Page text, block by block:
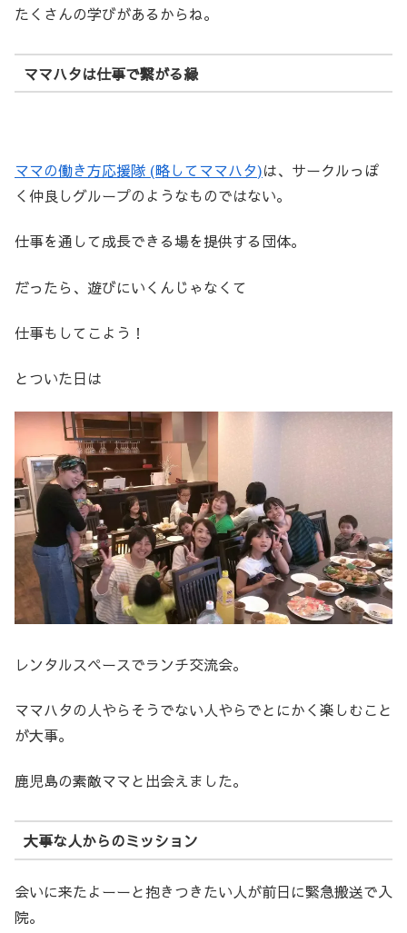
たくさんの学びがあるからね。
ママハタは仕事で繋がる縁
ママの働き方応援隊 (略してママハタ)は、サークルっぽ
く仲良しグループのようなものではない。
仕事を通して成長できる場を提供する団体。
だったら、遊びにいくんじゃなくて
仕事もしてこよう！
とついた日は
レンタルスペースでランチ交流会。
ママハタの人やらそうでない人やらでとにかく楽しむこと
が大事。
鹿児島の素敵ママと出会えました。
大事な人からのミッション
会いに来たよーーと抱きつきたい人が前日に緊急搬送で入
院。